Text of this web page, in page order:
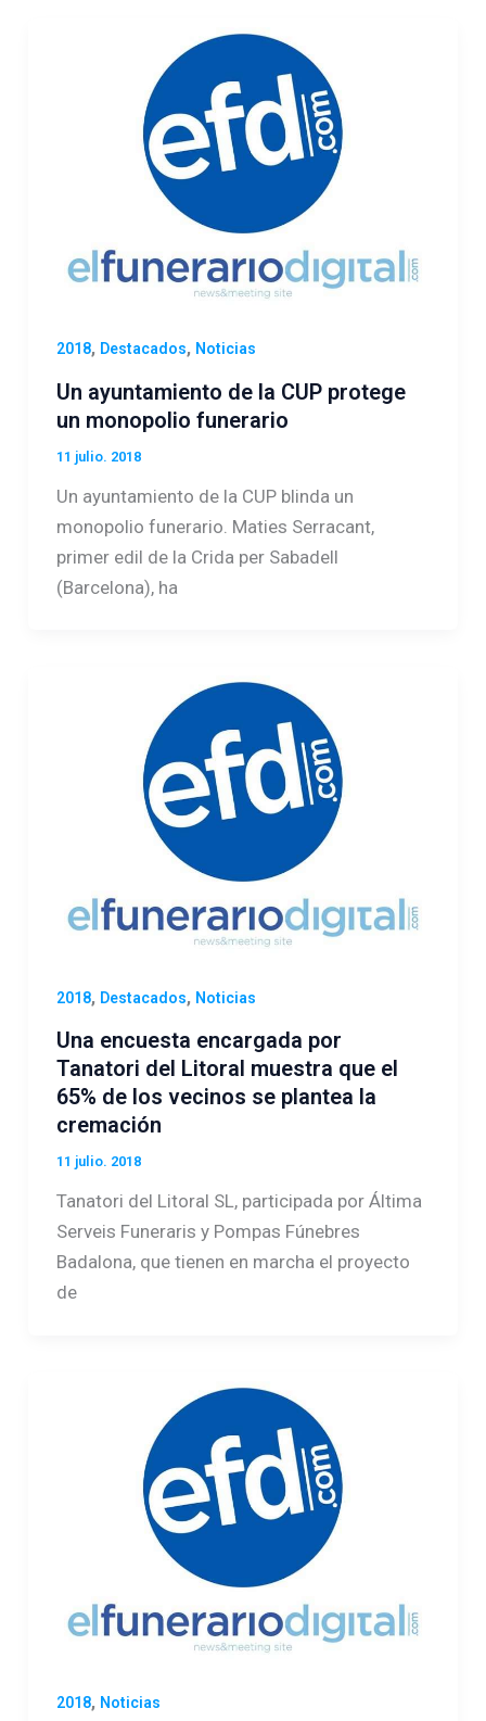
2018, Destacados, Noticias
Un ayuntamiento de la CUP protege
un monopolio funerario
11 julio. 2018
Un ayuntamiento de la CUP blinda un
monopolio funerario. Maties Serracant,
primer edil de la Crida per Sabadell
(Barcelona), ha
2018, Destacados, Noticias
Una encuesta encargada por
Tanatori del Litoral muestra que el
65% de los vecinos se plantea la
cremación
11 julio. 2018
Tanatori del Litoral SL, participada por Áltima
Serveis Funeraris y Pompas Fúnebres
Badalona, que tienen en marcha el proyecto
de
2018, Noticias